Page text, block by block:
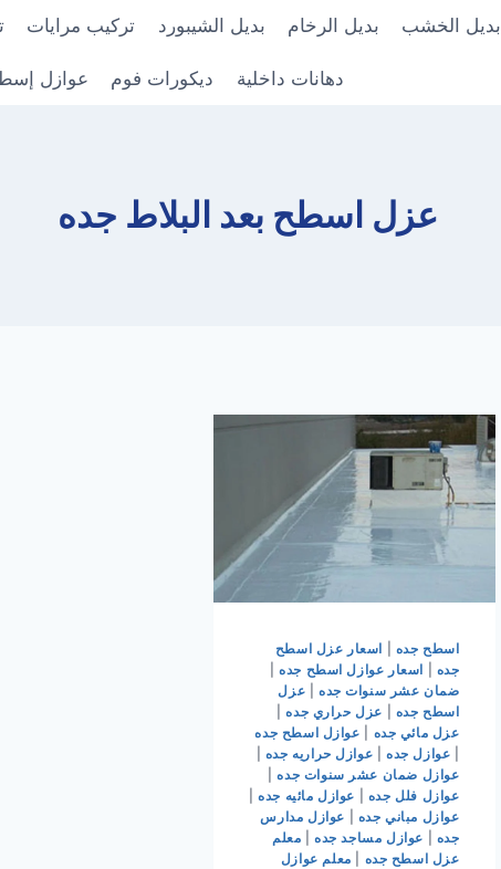
بديل الخشب بديل الرخام بديل الشيبورد تركيب مرايات
دهانات داخلية ديكورات فوم عوازل
عزل اسطح بعد البلاط جده
اسطح جده
اسعار عزل اسطح
جده
اسعار عوازل اسطح جده|
ضمان عشر سنوات جده
عزل
اسطح جده
عزل حراري جده|
عزل مائي جده
عوازل اسطح جده
عوازل جده| عوازل حراريه جده
عوازل ضمان عشر سنوات جده|
عوازل فلل جده
عوازل مائيه جده|
عوازل مباني جده
عوازل مدارس
جده
عوازل مساجد جده| معلم
عزل اسطح جده
معلم عوازل